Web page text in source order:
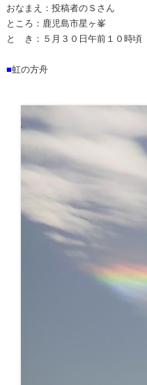
おなまえ：投稿者のＳさん
ところ：鹿児島市星ヶ峯
と き：５月３０日午前１０時頃
■虹の方舟